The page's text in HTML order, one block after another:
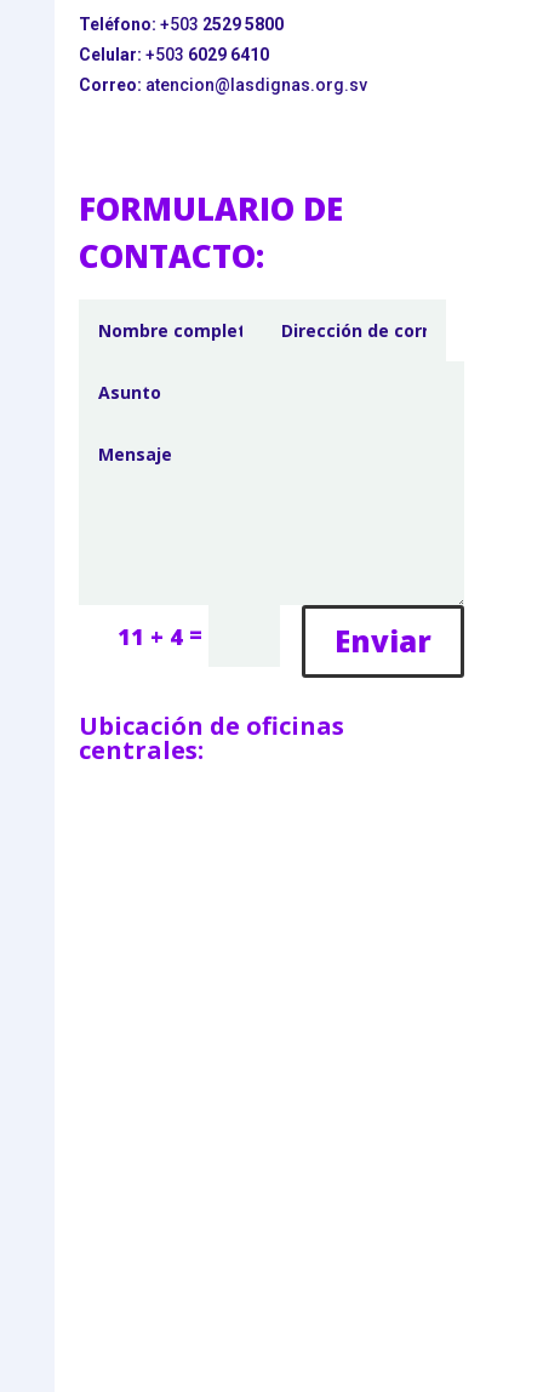
Teléfono: +503 2529 5800
Celular: +503 6029 6410
Correo: atencion@lasdignas.org.sv
FORMULARIO DE
CONTACTO:
11 + 4 = Enviar
Ubicación de oficinas
centrales: